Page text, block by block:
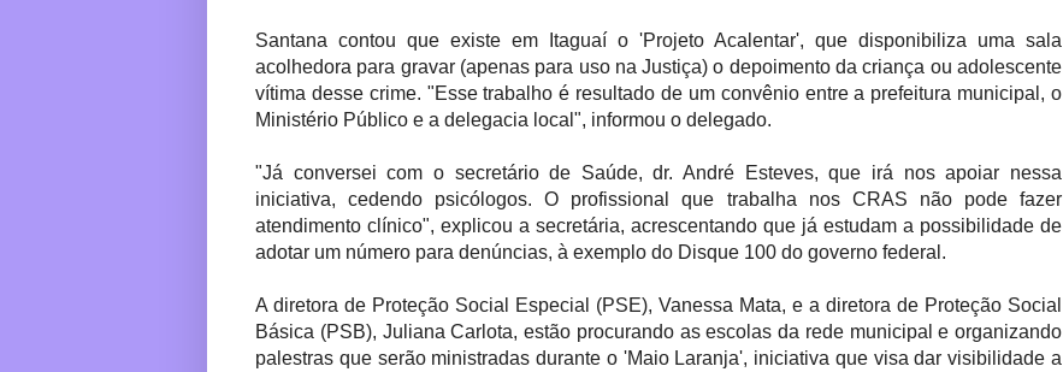
Santana contou que existe em Itaguaí o 'Projeto Acalentar', que disponibiliza uma sala
acolhedora para gravar (apenas para uso na Justiça) o depoimento da criança ou adolescente
vítima desse crime. "Esse trabalho é resultado de um convênio entre a prefeitura municipal, o
Ministério Público e a delegacia local", informou o delegado.
"Já conversei com o secretário de Saúde, dr. André Esteves, que irá nos apoiar nessa
iniciativa, cedendo psicólogos. O profissional que trabalha nos CRAS não pode fazer
atendimento clínico", explicou a secretária, acrescentando que já estudam a possibilidade de
adotar um número para denúncias, à exemplo do Disque 100 do governo federal.
A diretora de Proteção Social Especial (PSE), Vanessa Mata, e a diretora de Proteção Social
Básica (PSB), Juliana Carlota, estão procurando as escolas da rede municipal e organizando
palestras que serão ministradas durante o 'Maio Laranja', iniciativa que visa dar visibilidade a